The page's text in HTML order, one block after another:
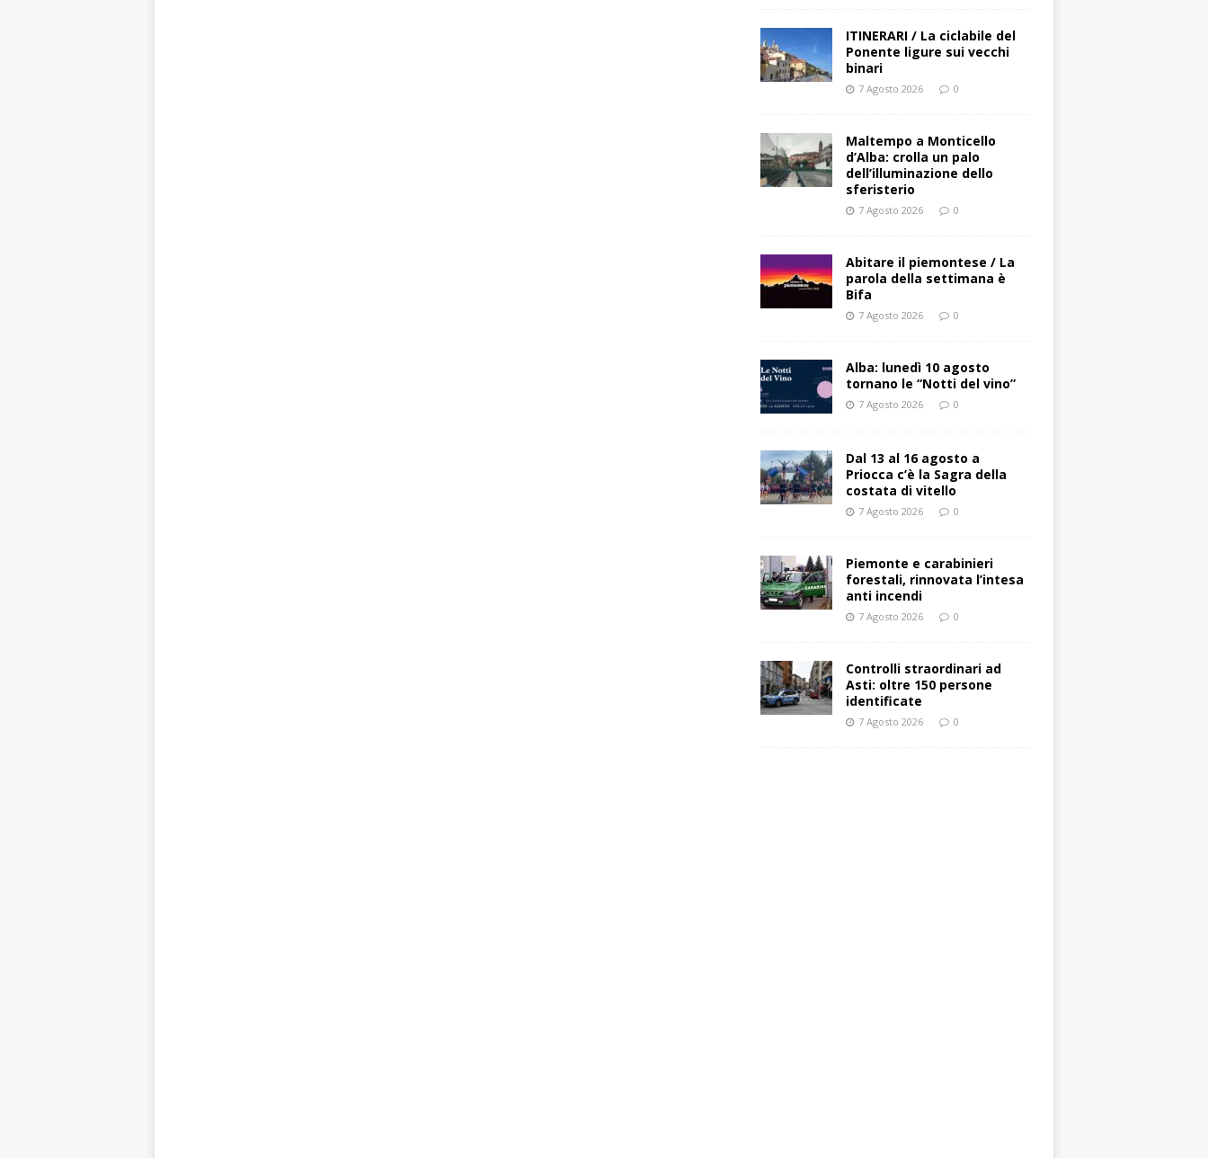
ITINERARI / La ciclabile del
Ponente ligure sui vecchi
binari
7 Agosto 2026 0
Maltempo a Monticello
d’Alba: crolla un palo
dell’illuminazione dello
sferisterio
7 Agosto 2026 0
Abitare il piemontese / La
parola della settimana è
Bifa
7 Agosto 2026 0
Alba: lunedì 10 agosto
tornano le “Notti del vino”
7 Agosto 2026 0
Dal 13 al 16 agosto a
Priocca c’è la Sagra della
costata di vitello
7 Agosto 2026 0
Piemonte e carabinieri
forestali, rinnovata l’intesa
anti incendi
7 Agosto 2026 0
Controlli straordinari ad
Asti: oltre 150 persone
identificate
7 Agosto 2026 0